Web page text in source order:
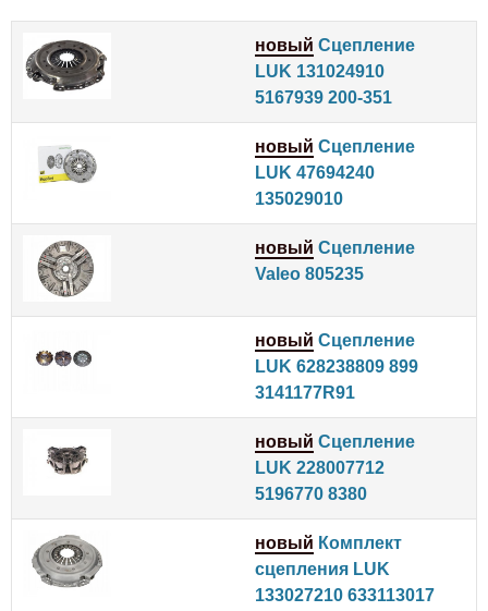
новый Сцепление
LUK 131024910
5167939 200-351
новый Сцепление
LUK 47694240
135029010
новый Сцепление
Valeo 805235
новый Сцепление
LUK 628238809 899
3141177R91
новый Сцепление
LUK 228007712
5196770 8380
новый Комплект
сцепления LUK
133027210 633113017